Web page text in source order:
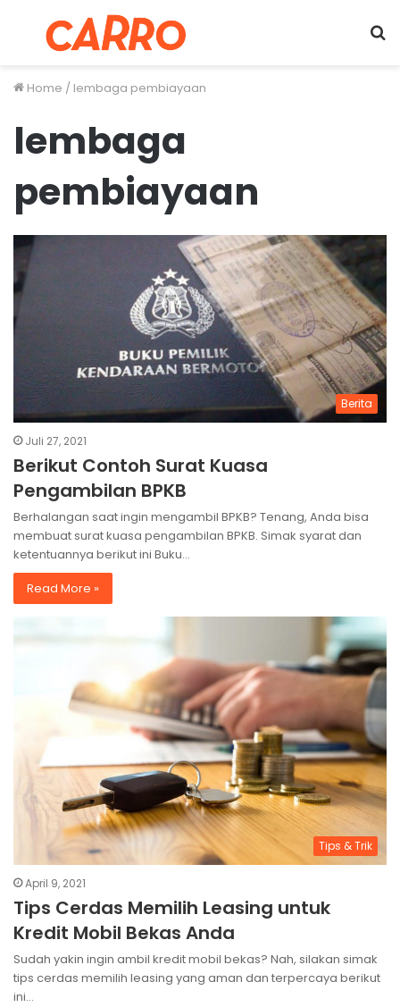
Menu
Home / lembaga pembiayaan
lembaga
pembiayaan
Berita
Juli 27, 2021
Berikut Contoh Surat Kuasa
Pengambilan BPKB
Berhalangan saat ingin mengambil BPKB? Tenang, Anda bisa
membuat surat kuasa pengambilan BPKB. Simak syarat dan
ketentuannya berikut ini Buku…
Read More »
Tips & Trik
April 9, 2021
Tips Cerdas Memilih Leasing untuk
Kredit Mobil Bekas Anda
Sudah yakin ingin ambil kredit mobil bekas? Nah, silakan simak
tips cerdas memilih leasing yang aman dan terpercaya berikut
ini…